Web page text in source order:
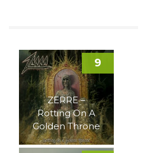
ZERRE –
Rotting On A
Golden Throne
9